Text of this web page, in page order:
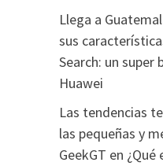
Llega a
sus
Search: un super
Huawei
Las tendencias
las pequeñas y
GeekGT en ¿Qué